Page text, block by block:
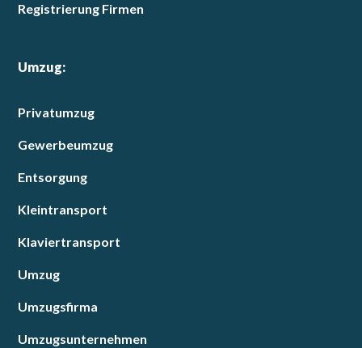
Registrierung Firmen
Umzug:
Privatumzug
Gewerbeumzug
Entsorgung
Kleintransport
Klaviertransport
Umzug
Umzugsfirma
Umzugsunternehmen